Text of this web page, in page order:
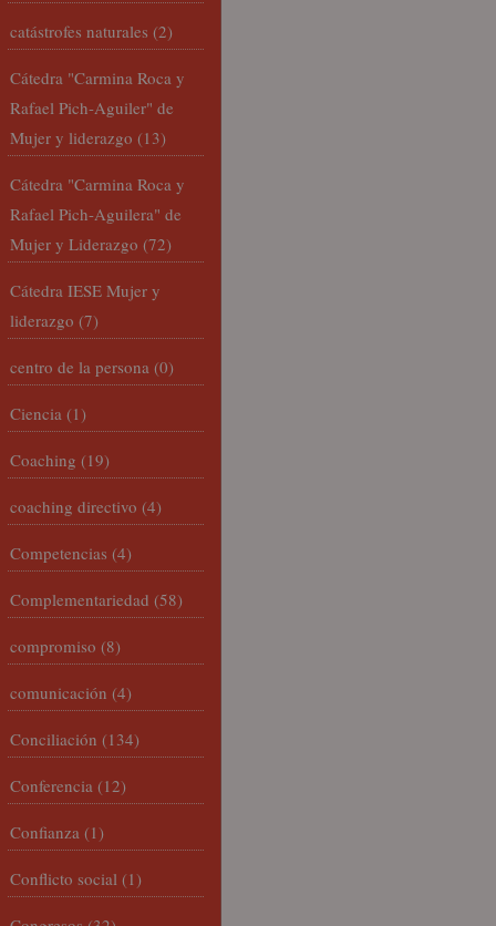
catástrofes naturales (2)
Cátedra "Carmina Roca y
Rafael Pich-Aguiler" de
Mujer y liderazgo (13)
Cátedra "Carmina Roca y
Rafael Pich-Aguilera" de
Mujer y Liderazgo (72)
Cátedra IESE Mujer y
liderazgo (7)
centro de la persona (0)
Ciencia (1)
Coaching (19)
coaching directivo (4)
Competencias (4)
Complementariedad (58)
compromiso (8)
comunicación (4)
Conciliación (134)
Conferencia (12)
Confianza (1)
Conflicto social (1)